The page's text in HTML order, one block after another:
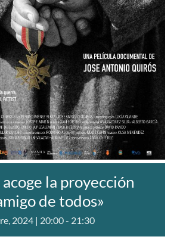
acoge la proyección
de todos»
2024 | 20:00- 21:30